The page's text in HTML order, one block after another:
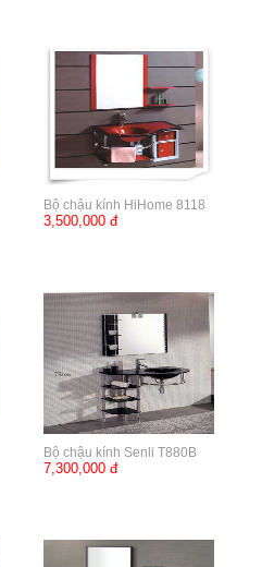
Bộ chậu kính HiHome 8118
3,500,000 đ
Bộ chậu kính Senli T880B
7,300,000 đ